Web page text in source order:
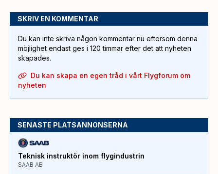
SKRIV EN KOMMENTAR
Du kan inte skriva någon kommentar nu eftersom denna
möjlighet endast ges i 120 timmar efter det att nyheten
skapades.
Du kan skapa en egen tråd i vårt Flygforum om
nyheten
SENASTE PLATSANNONSERNA
Teknisk instruktör inom flygindustrin
SAAB AB